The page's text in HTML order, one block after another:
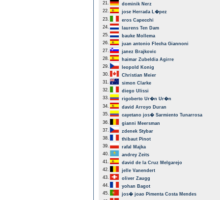
21.
dominik Nerz
22.
jose Herrada L�pez
23.
eros Capecchi
24.
laurens Ten Dam
25.
bauke Mollema
26.
juan antonio Flecha Giannoni
27.
janez Brajkovic
28.
haimar Zubeldia Agirre
29.
leopold Konig
30.
Christian Meier
31.
simon Clarke
32.
diego Ulissi
33.
rigoberto Ur�n Ur�n
34.
david Arroyo Duran
35.
cayetano jos� Sarmiento Tunarrosa
36.
gianni Meersman
37.
zdenek Stybar
38.
thibaut Pinot
39.
rafal Majka
40.
andrey Zeits
41.
david de la Cruz Melgarejo
42.
jelle Vanendert
43.
oliver Zaugg
44.
yohan Bagot
45.
jos� joao Pimenta Costa Mendes